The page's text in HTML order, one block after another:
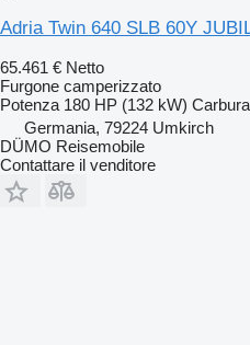
Adria Twin 640 SLB 60Y
65.461 € Netto
Furgone camperizzato
Potenza 180 HP (132 kW)
Germania, 79224 Umkirch
DÜMO Reisemobile
Contattare il venditore